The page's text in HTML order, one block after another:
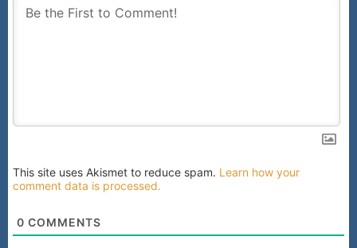
This site uses Akismet to reduce spam. Learn how your
comment data is processed.
0 COMMENTS